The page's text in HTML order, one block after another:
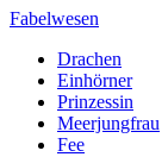
Fabelwesen
Drachen
Einhörner
Prinzessin
Meerjungfrau
Fee